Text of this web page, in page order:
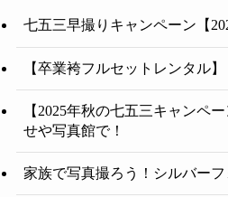
七五三早撮りキャンペーン【
【卒業袴フルセットレンタル】
【2025年秋の七五三キャンペ
せや写真館で！
家族で写真撮ろう！シルバー